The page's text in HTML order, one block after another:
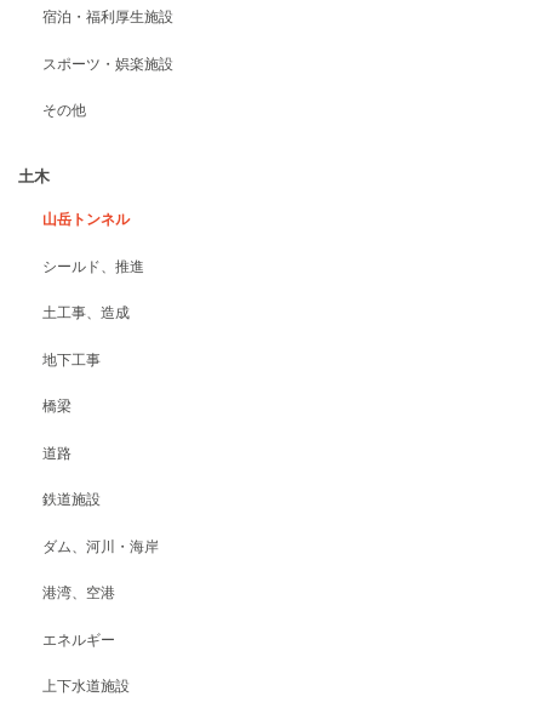
宿泊・福利厚生施設
スポーツ・娯楽施設
その他
土木
山岳トンネル
シールド、推進
土工事、造成
地下工事
橋梁
道路
鉄道施設
ダム、河川・海岸
港湾、空港
エネルギー
上下水道施設